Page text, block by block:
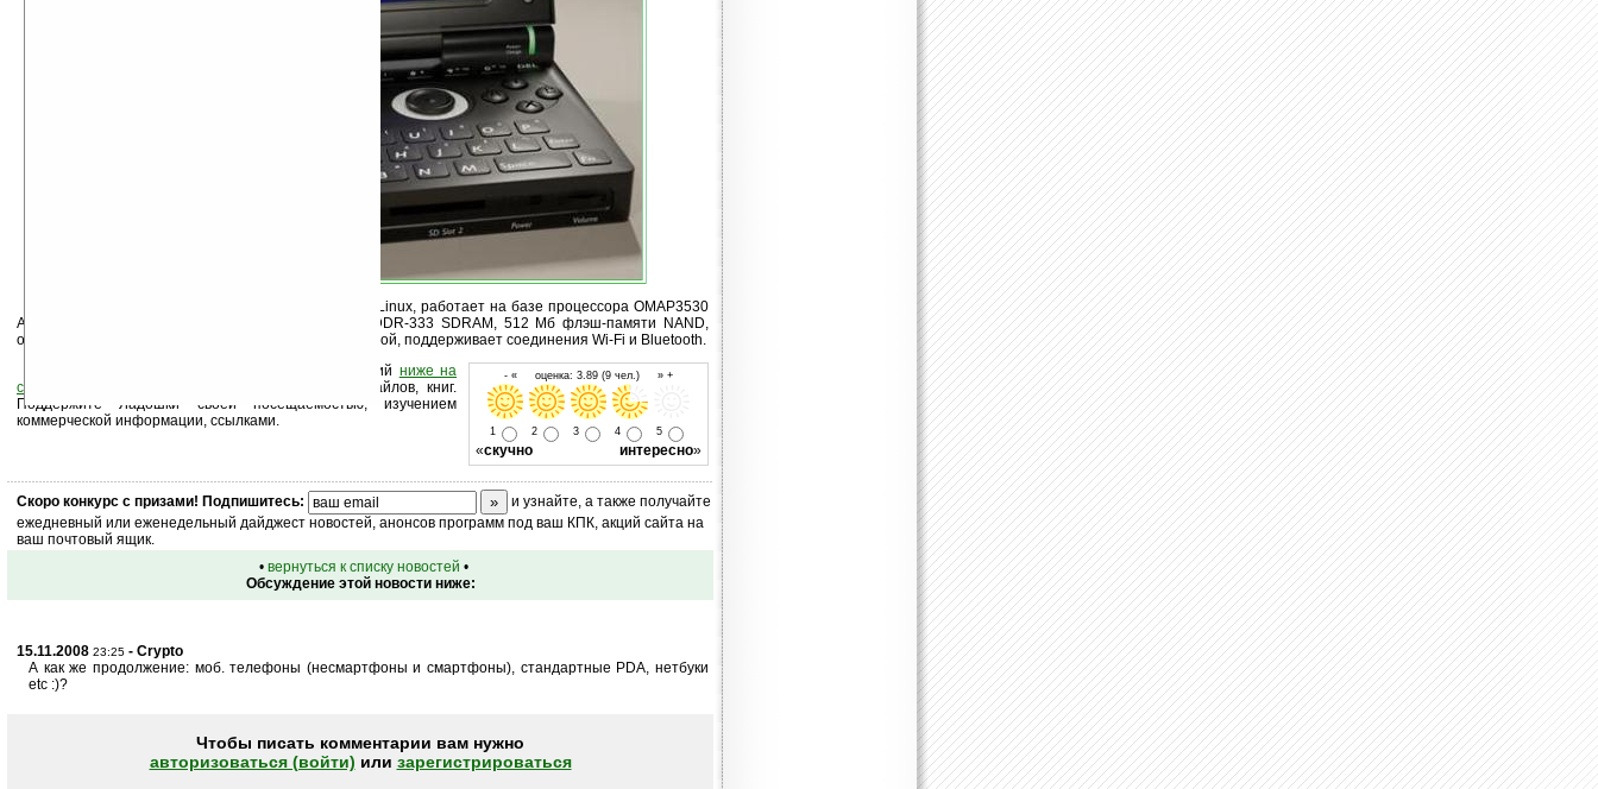
Устройство Pandora использует ОС Angstrom Linux, работает на базе процессора OMAP3530
ARM Cortex-A8 (600 МГц), имеет 256 Мб памяти DDR-333 SDRAM, 512 Мб флэш-памяти NAND,
оснащено дисплеем на 4,3 дюйма и qwerty-клавиатурой, поддерживает соединения Wi-Fi и Bluetooth.
- « оценка: 3.89 (9 чел.) » +
1 2 3 4 5
«скучно интересно»
Оцените новость и оставьте свой комментарий ниже на
странице
на рассылку новостей, файлов, книг.
Поддержите Ладошки своей посещаемостью, изучением
коммерческой информации, ссылками.
Скоро конкурс с призами! Подпишитесь:
и узнайте, а также получайте
ежедневный или еженедельный дайджест новостей, анонсов программ под ваш КПК, акций сайта на
ваш почтовый ящик.
• вернуться к списку новостей •
Обсуждение этой новости ниже:
15.11.2008 23:25 - Crypto
А как же продолжение: моб. телефоны (несмартфоны и смартфоны), стандартные PDA, нетбуки
etc :)?
Чтобы писать комментарии вам нужно
авторизоваться (войти) или зарегистрироваться